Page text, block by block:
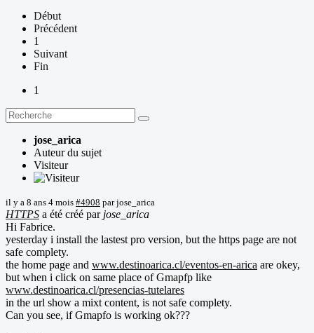
Début
Précédent
1
Suivant
Fin
1
jose_arica
Auteur du sujet
Visiteur
il y a 8 ans 4 mois #4908 parjose_arica
HTTPS a été créé par jose_arica
Hi Fabrice.
yesterday i install the lastest pro version, but the https page are not
safe complety.
the home page and www.destinoarica.cl/eventos-en-arica are okey,
but when i click on same place of Gmapfp like
www.destinoarica.cl/presencias-tutelares
in the url show a mixt content, is not safe complety.
Can you see, if Gmapfo is working ok???